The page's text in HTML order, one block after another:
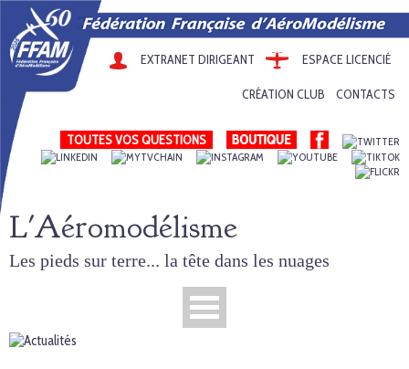
EXTRANET DIRIGEANT ESPACE LICENCIÉ
CRÉATION CLUB CONTACTS
TOUTES VOS QUESTIONS
L'Aéromodélisme
Les pieds sur terre... la tête dans les nuages